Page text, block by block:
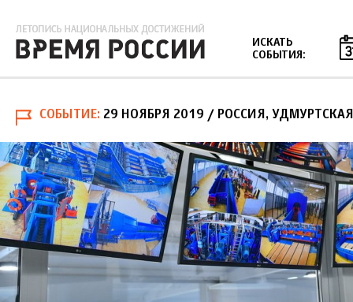
ИСКАТЬ
СОБЫТИЯ:
СОБЫТИЕ 29 НОЯБРЯ 2019 / РОССИЯ,